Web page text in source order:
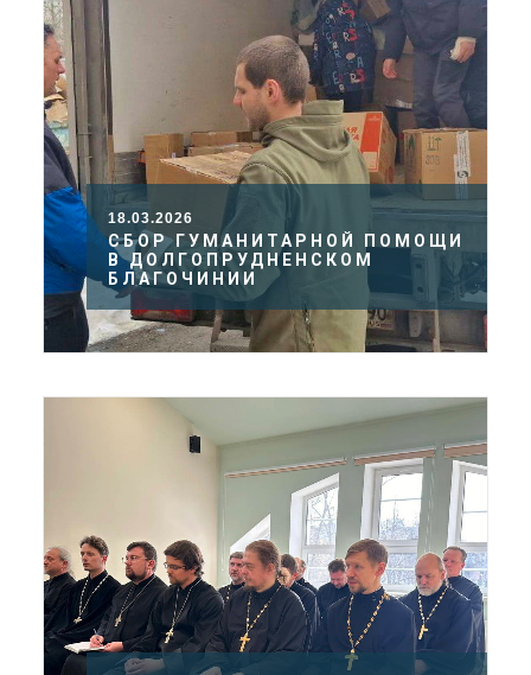
18.03.2026
СБОР ГУМАНИТАРНОЙ ПОМОЩИ
В ДОЛГОПРУДНЕНСКОМ
БЛАГОЧИНИИ